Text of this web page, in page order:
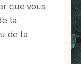
que vous
la
de la